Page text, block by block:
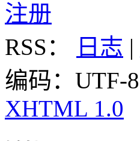
注册
RSS：
日志 |
编码：UTF-8
XHTML 1.0